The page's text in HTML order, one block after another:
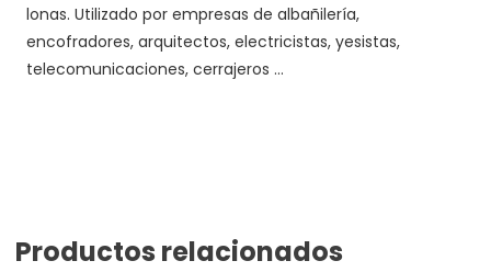
lonas. Utilizado por empresas de albañilería,
encofradores, arquitectos, electricistas, yesistas,
telecomunicaciones, cerrajeros …
Productos relacionados